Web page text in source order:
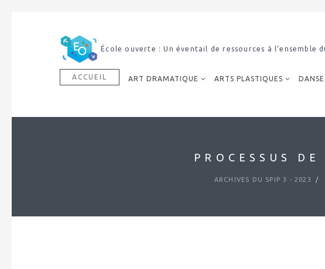
École ouverte : Un éventail de ressources à l’ensemble
ACCUEIL ART DRAMATIQUE ARTS PLASTIQUES DANSE
PROCESSUS
ARCHIVES DU SPIP 3 - 2023